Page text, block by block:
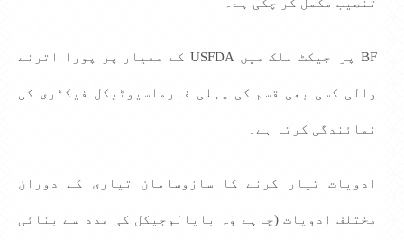
BF پراجیکٹ ملک میں USFDA کے معیار پر پورا اترنے
والی کسی بھی قسم کی پہلی فارماسیوٹیکل فیکٹری کی
نمائندگی کرتا ہے۔
ادویات تیار کرنے کا سازوسامان تیاری کے دوران
مختلف ادویات (چاہے وہ بایالوجیکل کی مدد سے بنائی